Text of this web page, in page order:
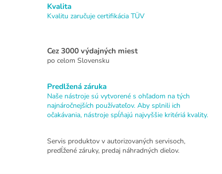
Kvalita
Kvalitu zaručuje certifikácia TÜV
Cez 3000 výdajných miest
po celom Slovensku
Predlžená záruka
Naše nástroje sú vytvorené s ohľadom na tých
najnáročnejších používateľov. Aby splnili ich
očakávania, nástroje spĺňajú najvyššie kritériá kvality.
Servis produktov v autorizovaných servisoch,
predĺžené záruky, predaj náhradných dielov.